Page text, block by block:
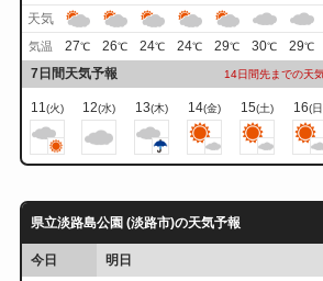
天気
気温 27℃ 26℃ 24℃ 24℃ 29℃ 30℃ 29℃
7日間天気予報 14日間先までの天
11(火) 12(水) 13(木) 14(金) 15(土) 16(
県立淡路島公園 (淡路市)の天気予報
今日 明日